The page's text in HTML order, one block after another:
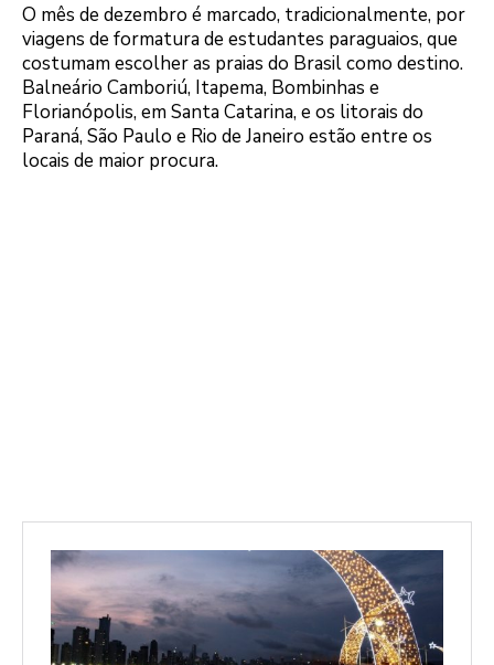
O mês de dezembro é marcado, tradicionalmente, por
viagens de formatura de estudantes paraguaios, que
costumam escolher as praias do Brasil como destino.
Balneário Camboriú, Itapema, Bombinhas e
Florianópolis, em Santa Catarina, e os litorais do
Paraná, São Paulo e Rio de Janeiro estão entre os
locais de maior procura.